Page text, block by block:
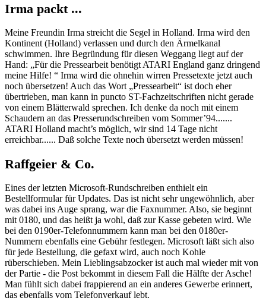
Irma packt ...
Meine Freundin Irma streicht die Segel in Holland. Irma wird den
Kontinent (Holland) verlassen und durch den Ärmelkanal
schwimmen. Ihre Begründung für diesen Weggang liegt auf der
Hand: „Für die Pressearbeit benötigt ATARI England ganz dringend
meine Hilfe! “ Irma wird die ohnehin wirren Pressetexte jetzt auch
noch übersetzen! Auch das Wort „Pressearbeit“ ist doch eher
übertrieben, man kann in puncto ST-Fachzeitschriften nicht gerade
von einem Blätterwald sprechen. Ich denke da noch mit einem
Schaudern an das Presserundschreiben vom Sommer’94.......
ATARI Holland macht’s möglich, wir sind 14 Tage nicht
erreichbar...... Daß solche Texte noch übersetzt werden müssen!
Raffgeier & Co.
Eines der letzten Microsoft-Rundschreiben enthielt ein
Bestellformular für Updates. Das ist nicht sehr ungewöhnlich, aber
was dabei ins Auge sprang, war die Faxnummer. Also, sie beginnt
mit 0180, und das heißt ja wohl, daß zur Kasse gebeten wird. Wie
bei den 0190er-Telefonnummern kann man bei den 0180er-
Nummern ebenfalls eine Gebühr festlegen. Microsoft läßt sich also
für jede Bestellung, die gefaxt wird, auch noch Kohle
rüberschieben. Mein Lieblingsabzocker ist auch mal wieder mit von
der Partie - die Post bekommt in diesem Fall die Hälfte der Asche!
Man fühlt sich dabei frappierend an ein anderes Gewerbe erinnert,
das ebenfalls vom Telefonverkauf lebt.